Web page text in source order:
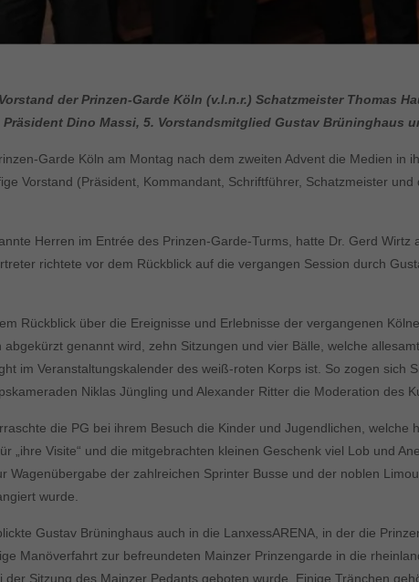
der Prinzen-Garde Köln (v.l.n.r.) Schatzmeister Thomas
Präsident Dino Massi, 5. Vorstandsmitglied Gustav Brüninghaus
Garde Köln am Montag nach dem zweiten Advent die Medien
Vorstand (Präsident, Kommandant, Schriftführer, Schatzmeister
Herren im Entrée des Prinzen-Garde-Turms, hatte Dr. Gerd
richtete vor dem Rückblick auf die vergangen Session durch
Rückblick über die Ereignisse und Erlebnisse der vergangenen
genannt wird, zehn Sitzungen und vier Bälle, welche
im Veranstaltungskalender des weiß-roten Korps ist. So zogen
Niklas Jüngling und Alexander Ritter die Moderation des
die PG bei ihrem Besuch die Kinder und Jugendlichen,
„ihre Visite“ und die mitgebrachten kleinen Geschenk viel Lob und
Wagenübergabe der zahlreichen Sprinter Busse und der noblen
wurde.
Gustav Brüninghaus auch in die LanxessARENA, in der die
Manöverfahrt zur befreundeten Mainzer Prinzengarde in die
Sitzung des Mainzer Pedants geboten wurde. Einige Tränchen